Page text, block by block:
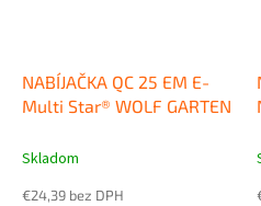
NABÍJAČKA QC 25 EM E-
Multi Star® WOLF GARTEN
Skladom
€24,39 bez DPH